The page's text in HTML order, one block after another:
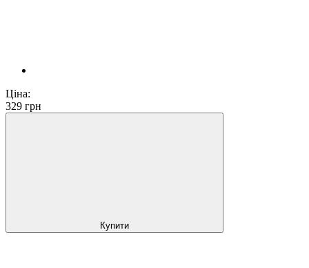
Ціна:
329 грн
Купити